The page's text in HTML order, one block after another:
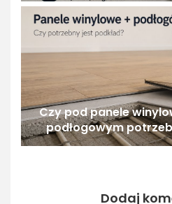
Czy pod panele
podłogowym
Dodaj